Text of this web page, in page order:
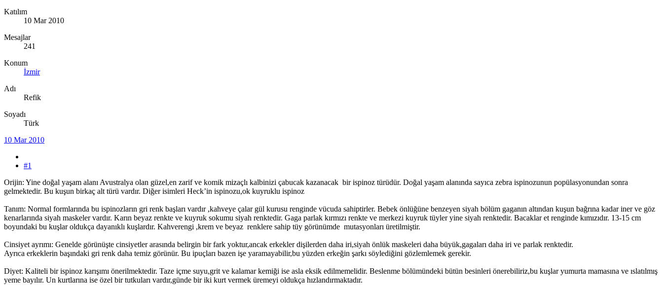
Katılım
10 Mar 2010
Mesajlar
241
Konum
İzmir
Adı
Refik
Soyadı
Türk
10 Mar 2010
#1
Orijin: Yine doğal yaşam alanı Avustralya olan güzel,en zarif ve komik mizaçlı kalbinizi çabucak kazanacak bir ispinoz türüdür. Doğal yaşam alanında sayıca zebra ispinozunun popülasyonundan sonra
gelmektedir. Bu kuşun birkaç alt türü vardır. Diğer isimleri Heck’in ispinozu,ok kuyruklu ispinoz
Tanım: Normal formlarında bu ispinozların gri renk başları vardır ,kahveye çalar gül kurusu renginde vücuda sahiptirler. Bebek önlüğüne benzeyen siyah bölüm gaganın altından kuşun bağrına kadar iner ve göz
kenarlarında siyah maskeler vardır. Karın beyaz renkte ve kuyruk sokumu siyah renktedir. Gaga parlak kırmızı renkte ve merkezi kuyruk tüyler yine siyah renktedir. Bacaklar et renginde kımızıdır. 13-15 cm
boyundaki bu kuşlar oldukça dayanıklı kuşlardır. Kahverengi ,krem ve beyaz renklere sahip tüy görünümde mutasyonları üretilmiştir.
Cinsiyet ayrımı: Genelde görünüşte cinsiyetler arasında belirgin bir fark yoktur,ancak erkekler dişilerden daha iri,siyah önlük maskeleri daha büyük,gagaları daha iri ve parlak renktedir.
Ayrıca erkeklerin başındaki gri renk daha temiz görünür. Bu ipuçları bazen işe yaramayabilir,bu yüzden erkeğin şarkı söylediğini gözlemlemek gerekir.
Diyet: Kaliteli bir ispinoz karışımı önerilmektedir. Taze içme suyu,grit ve kalamar kemiği ise asla eksik edilmemelidir. Beslenme bölümündeki bütün besinleri önerebiliriz,bu kuşlar yumurta mamasına ve ıslatılmış
yeme bayılır. Un kurtlarına ise özel bir tutkuları vardır,günde bir iki kurt vermek üremeyi oldukça hızlandırmaktadır.